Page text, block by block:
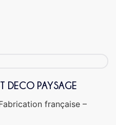
DECO PAYSAGE
française –